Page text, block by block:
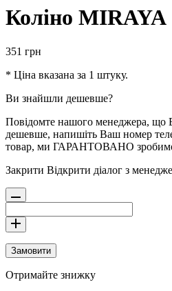
Коліно
351 грн
* Ціна вказана за 1 штуку.
Ви знайшли дешевше?
Повідомте нашого менеджера, що
дешевше, напишіть Ваш номер
товар, ми ГАРАНТОВАНО
Закрити Відкрити діалог з
Замовити
Отримайте знижку